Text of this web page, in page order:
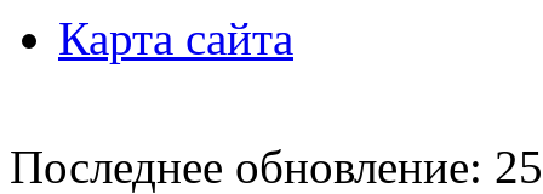
Карта сайта
Последнее обновление: